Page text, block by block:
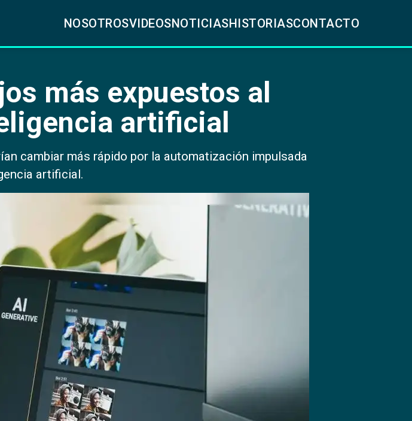
NOSOTROSVIDEOSNOTICIASHISTORIASCONTACTO
más expuestos al
artificial
cambiar más rápido por la automatización impulsada
artificial.